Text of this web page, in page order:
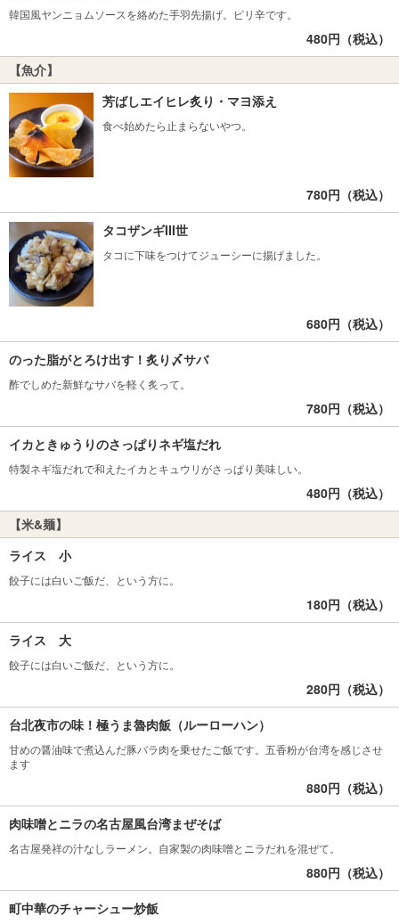
韓国風ヤンニョムソースを絡めた手羽先揚げ。ピリ辛です。
480円（税込）
【魚介】
芳ばしエイヒレ炙り・マヨ添え
食べ始めたら止まらないやつ。
780円（税込）
タコザンギIII世
タコに下味をつけてジューシーに揚げました。
680円（税込）
のった脂がとろけ出す！炙り〆サバ
酢でしめた新鮮なサバを軽く炙って。
780円（税込）
イカときゅうりのさっぱりネギ塩だれ
特製ネギ塩だれで和えたイカとキュウリがさっぱり美味しい。
480円（税込）
【米&麺】
ライス 小
餃子には白いご飯だ、という方に。
180円（税込）
ライス 大
餃子には白いご飯だ、という方に。
280円（税込）
台北夜市の味！極うま魯肉飯（ルーローハン）
甘めの醤油味で煮込んだ豚バラ肉を乗せたご飯です。五香粉が台湾を感じさせ
ます
880円（税込）
肉味噌とニラの名古屋風台湾まぜそば
名古屋発祥の汁なしラーメン。自家製の肉味噌とニラだれを混ぜて。
880円（税込）
町中華のチャーシュー炒飯